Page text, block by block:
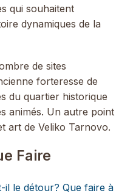
qui souhaitent
dynamiques de la
de sites
forteresse de
du quartier historique
animés. Un autre point
art de Veliko Tarnovo.
Faire
il le détour? Que faire à